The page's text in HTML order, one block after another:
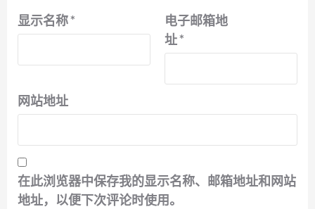
显示名称*
电子邮箱地
址*
网站地址
在此浏览器中保存我的显示名称、邮箱地址和网站
地址，以便下次评论时使用。